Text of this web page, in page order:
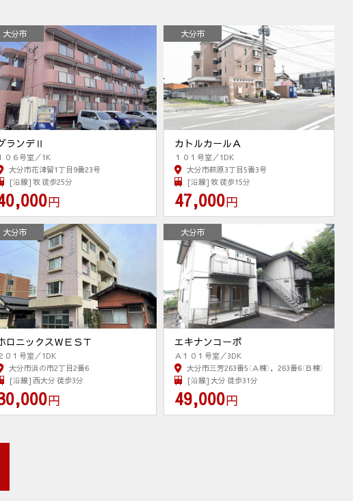
大分市
ランデⅡ
０６号室／1K
大分市花津留1丁目9番23号
[沿線] 牧 徒歩25分
円
大分市
カトルカールＡ
１０１号室／1DK
大分市萩原3丁目5番3号
[沿線] 牧 徒歩15分
47,000円
大分市
ロニックスＷＥＳＴ
０１号室／1DK
大分市浜の市2丁目2番6
[沿線] 西大分 徒歩3分
円
大分市
エキナンコーポ
Ａ１０１号室／3DK
大分市三芳263番5（Ａ棟），263番6（Ｂ棟）
[沿線] 大分 徒歩31分
49,000円